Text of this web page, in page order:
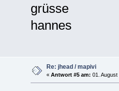
grüsse
hannes
Re: jhead / mapivi
« Antwort #5 am: 01.